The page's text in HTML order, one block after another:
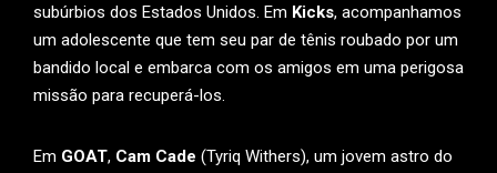
subúrbios dos Estados Unidos. Em Kicks, acompanhamos
um adolescente que tem seu par de tênis roubado por um
bandido local e embarca com os amigos em uma perigosa
missão para recuperá-los.
Em GOAT, Cam Cade (Tyriq Withers), um jovem astro do